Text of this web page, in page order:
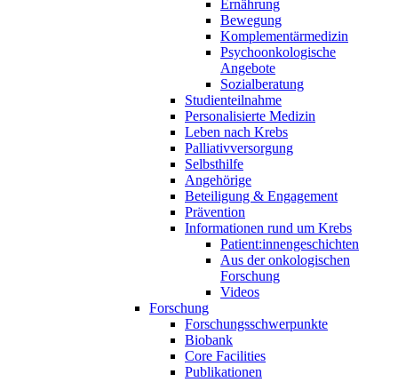
Ernährung
Bewegung
Komplementärmedizin
Psychoonkologische
Angebote
Sozialberatung
Studienteilnahme
Personalisierte Medizin
Leben nach Krebs
Palliativversorgung
Selbsthilfe
Angehörige
Beteiligung & Engagement
Prävention
Informationen rund um Krebs
Patient:innengeschichten
Aus der onkologischen
Forschung
Videos
Forschung
Forschungsschwerpunkte
Biobank
Core Facilities
Publikationen